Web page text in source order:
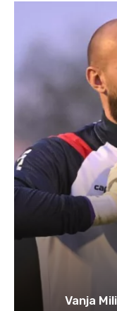
Vanja